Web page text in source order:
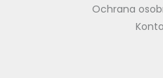
Ochrana